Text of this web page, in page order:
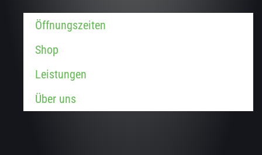
Öffnungszeiten
Shop
Leistungen
Über uns